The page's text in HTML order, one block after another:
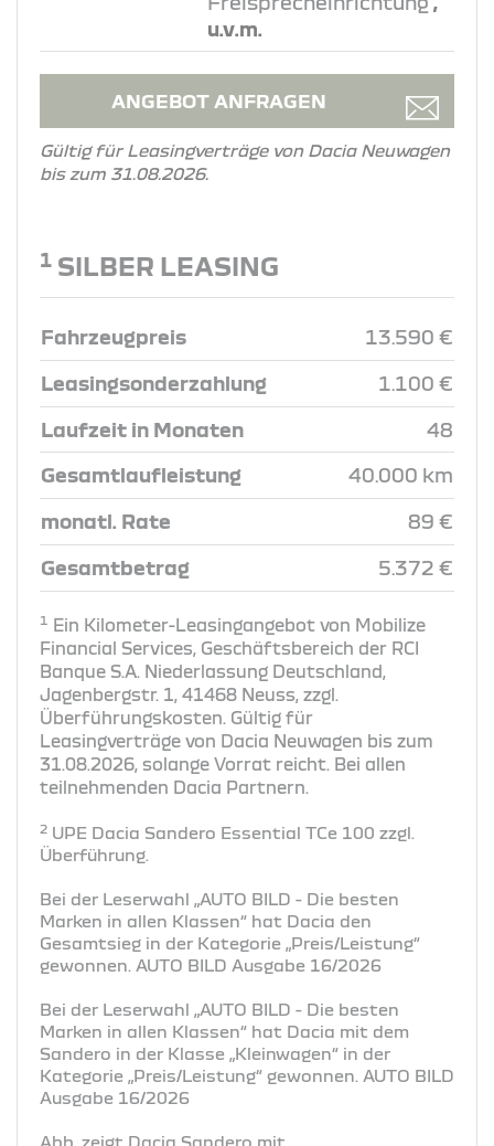
u.v.m.
ANGEBOT ANFRAGEN
Gültig für Leasingverträge von Dacia Neuwagen
bis zum 31.08.2026.
1 SILBER LEASING
Fahrzeugpreis 13.590 €
Leasingsonderzahlung 1.100 €
Laufzeit in Monaten 48
Gesamtlaufleistung 40.000 km
monatl. Rate 89 €
Gesamtbetrag 5.372 €
1
Ein Kilometer-Leasingangebot von Mobilize
Financial Services, Geschäftsbereich der RCI
Banque S.A. Niederlassung Deutschland,
Jagenbergstr. 1, 41468 Neuss, zzgl.
Überführungskosten. Gültig für
Leasingverträge von Dacia Neuwagen bis zum
31.08.2026, solange Vorrat reicht. Bei allen
teilnehmenden Dacia Partnern.
2 UPE Dacia Sandero Essential TCe 100 zzgl.
Überführung.
Bei der Leserwahl „AUTO BILD - Die besten
Marken in allen Klassen“ hat Dacia den
Gesamtsieg in der Kategorie „Preis/Leistung“
gewonnen. AUTO BILD Ausgabe 16/2026
Bei der Leserwahl „AUTO BILD - Die besten
Marken in allen Klassen“ hat Dacia mit dem
Sandero in der Klasse „Kleinwagen“ in der
Kategorie „Preis/Leistung“ gewonnen. AUTO BILD
Ausgabe 16/2026
Abb. zeigt Dacia Sandero mit